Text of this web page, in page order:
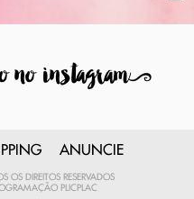
no instagram9
ANUNCIE
DIREITOS RESERVADOS
PLICPLAC